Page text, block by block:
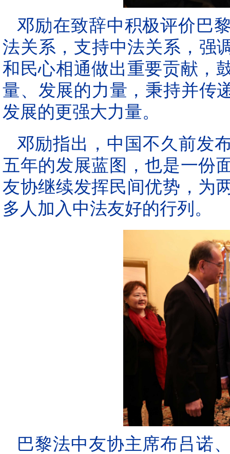
邓励在致辞中积极评价巴
法关系，支持中法关系，强
和民心相通做出重要贡献，
量、发展的力量，秉持并传
发展的更强大力量。
邓励指出，中国不久前发
五年的发展蓝图，也是一份
友协继续发挥民间优势，为
多人加入中法友好的行列。
巴黎法中友协主席布吕诺